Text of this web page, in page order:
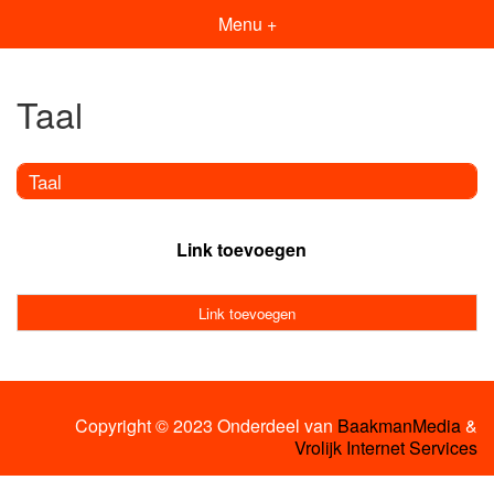
Menu +
Taal
Taal
Link toevoegen
Link toevoegen
Copyright © 2023 Onderdeel van BaakmanMedia&
Vrolijk Internet Services